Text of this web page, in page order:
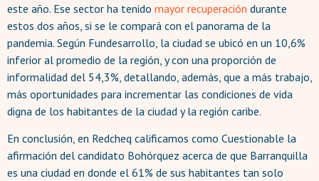
este año. Ese sector ha tenido mayor recuperación durante
estos dos años, si se le compará con el panorama de la
pandemia. Según Fundesarrollo, la ciudad se ubicó en un 10,6%
inferior al promedio de la región, y con una proporción de
informalidad del 54,3%, detallando, además, que a más trabajo,
más oportunidades para incrementar las condiciones de vida
digna de los habitantes de la ciudad y la región caribe.
En conclusión, en Redcheq calificamos como Cuestionable la
afirmación del candidato Bohórquez acerca de que Barranquilla
es una ciudad en donde el 61% de sus habitantes tan solo